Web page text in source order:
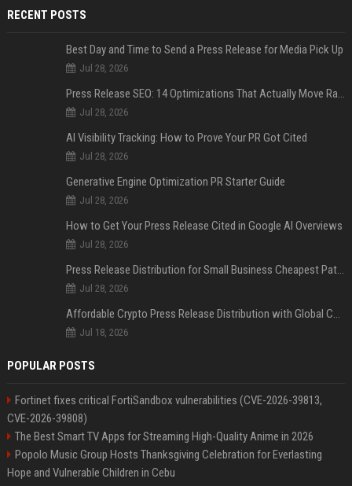
RECENT POSTS
Best Day and Time to Send a Press Release for Media Pick Up
Jul 28, 2026
Press Release SEO: 14 Optimizations That Actually Move Rankings
Jul 28, 2026
AI Visibility Tracking: How to Prove Your PR Got Cited
Jul 28, 2026
Generative Engine Optimization PR Starter Guide
Jul 28, 2026
How to Get Your Press Release Cited in Google AI Overviews
Jul 28, 2026
Press Release Distribution for Small Business Cheapest Path to Real Coverage
Jul 28, 2026
Affordable Crypto Press Release Distribution with Global Coverage
Jul 18, 2026
POPULAR POSTS
Fortinet fixes critical FortiSandbox vulnerabilities (CVE-2026-39813,
CVE-2026-39808)
The Best Smart TV Apps for Streaming High-Quality Anime in 2026
Popolo Music Group Hosts Thanksgiving Celebration for Everlasting
Hope and Vulnerable Children in Cebu